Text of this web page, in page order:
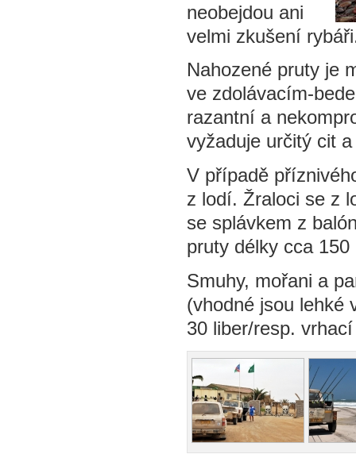
neobejdou ani
velmi zkušení
Nahozené pruty je
ve zdolávacím-
razantní a
vyžaduje určitý cit
V případě
z lodí. Žraloci se z
se splávkem z
pruty délky cca
Smuhy, mořani a
(vhodné jsou lehké
30 liber/resp.